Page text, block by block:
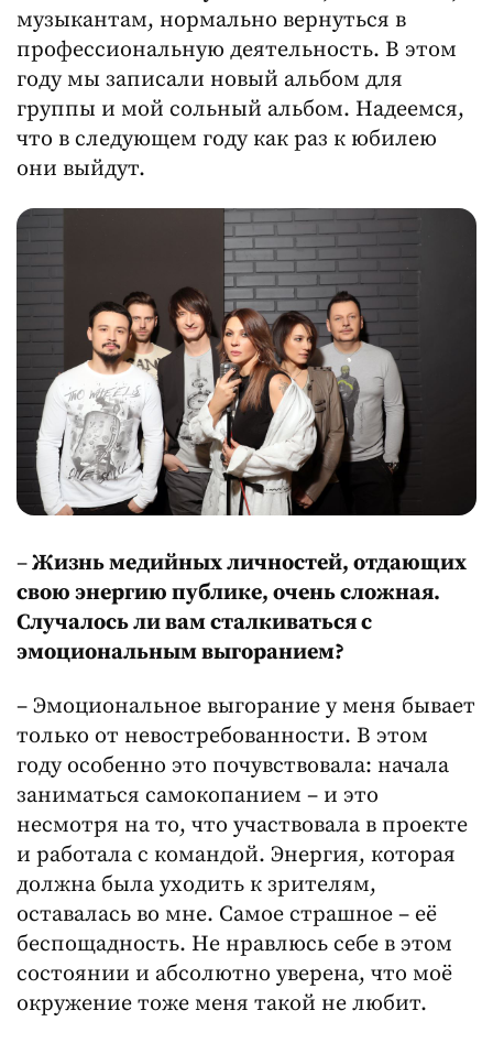
музыкантам, нормально вернуться в
профессиональную деятельность. В этом
году мы записали новый альбом для
группы и мой сольный альбом. Надеемся,
что в следующем году как раз к юбилею
они выйдут.
–Жизнь медийных личностей, отдающих
свою энергию публике, очень сложная.
Случалось ли вам сталкиваться с
эмоциональным выгоранием?
– Эмоциональное выгорание у меня бывает
только от невостребованности. В этом
году особенно это почувствовала: начала
заниматься самокопанием – и это
несмотря на то, что участвовала в проекте
и работала с командой. Энергия, которая
должна была уходить к зрителям,
оставалась во мне. Самое страшное – её
беспощадность. Не нравлюсь себе в этом
состоянии и абсолютно уверена, что моё
окружение тоже меня такой не любит.